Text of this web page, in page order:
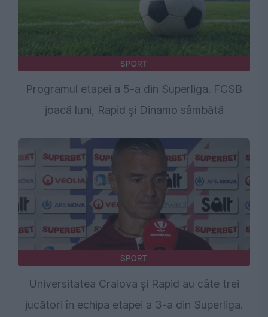
SPORT
Programul etapei a 5-a din Superliga. FCSB
joacă luni, Rapid și Dinamo sâmbătă
SPORT
Universitatea Craiova și Rapid au câte trei
jucători în echipa etapei a 3-a din Superliga.